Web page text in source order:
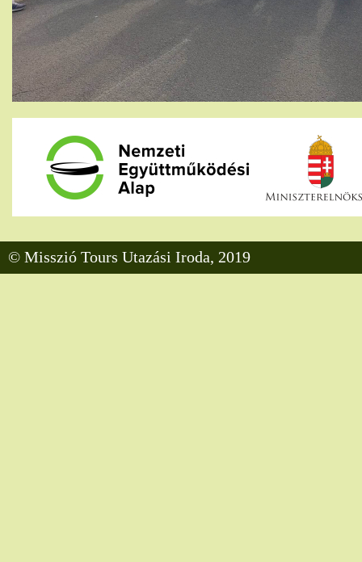
© Misszió Tours Utazási Iroda, 2019